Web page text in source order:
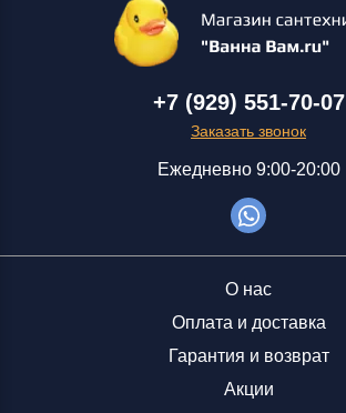
+7 (929) 551-70-07
Заказать звонок
Ежедневно 9:00-20:00
О нас
Оплата и доставка
Гарантия и возврат
Акции